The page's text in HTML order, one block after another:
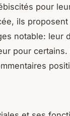
pour
ils
notable: leur
pour